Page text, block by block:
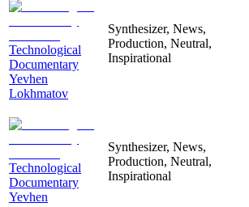
Technological
Documentary
Yevhen
Lokhmatov
Synthesizer, News,
Production, Neutral,
Inspirational
Technological
Documentary
Yevhen
Synthesizer, News,
Production, Neutral,
Inspirational